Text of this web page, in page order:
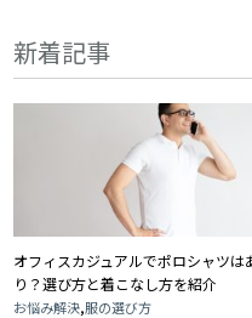
新着記事
オフィスカジュアルでポロシャツは
り？選び方と着こなし方を紹介
お悩み解決,服の選び方